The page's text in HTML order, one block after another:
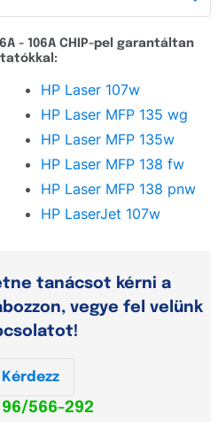
- 106A CHIP-pel garantáltan
HP Laser 107w
HP Laser MFP 135 wg
HP Laser MFP 135w
HP Laser MFP 138 fw
HP Laser MFP 138 pnw
HP LaserJet 107w
tanácsot kérni a
vegye fel velünk
Kérdezz
96/566-292